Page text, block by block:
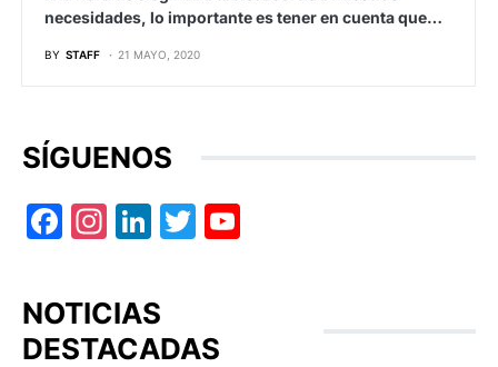
necesidades, lo importante es tener en cuenta que…
BY STAFF 21 MAYO, 2020
SÍGUENOS
Facebook
Instagram
LinkedIn
Twitter
NOTICIAS
DESTACADAS